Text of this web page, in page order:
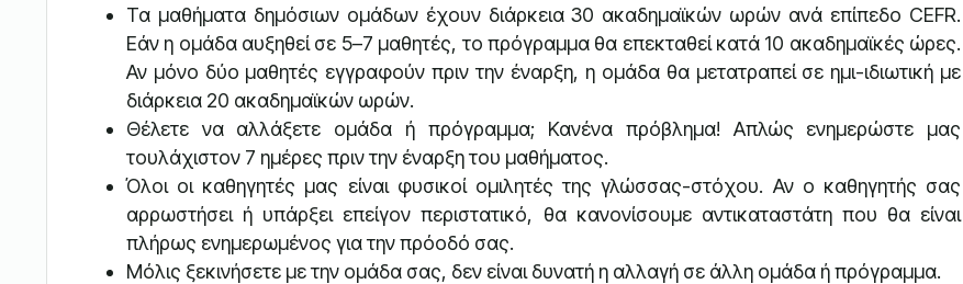
Τα μαθήματα δημόσιων ομάδων έχουν διάρκεια 30 ακαδημαϊκών ωρών ανά επίπεδο CEFR.
Εάν η ομάδα αυξηθεί σε 5–7 μαθητές, το πρόγραμμα θα επεκταθεί κατά 10 ακαδημαϊκές ώρες.
Αν μόνο δύο μαθητές εγγραφούν πριν την έναρξη, η ομάδα θα μετατραπεί σε ημι-ιδιωτική με
διάρκεια 20 ακαδημαϊκών ωρών.
Θέλετε να αλλάξετε ομάδα ή πρόγραμμα; Κανένα πρόβλημα! Απλώς ενημερώστε μας
τουλάχιστον 7 ημέρες πριν την έναρξη του μαθήματος.
Όλοι οι καθηγητές μας είναι φυσικοί ομιλητές της γλώσσας-στόχου. Αν ο καθηγητής σας
αρρωστήσει ή υπάρξει επείγον περιστατικό, θα κανονίσουμε αντικαταστάτη που θα είναι
πλήρως ενημερωμένος για την πρόοδό σας.
Μόλις ξεκινήσετε με την ομάδα σας, δεν είναι δυνατή η αλλαγή σε άλλη ομάδα ή πρόγραμμα.